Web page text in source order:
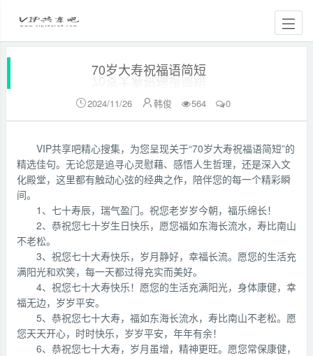
70岁大寿祝福语简短
2024/11/26 韩俊 564 0
VIP共享吧精心搜集，为您呈现关于“70岁大寿祝福语简短”的
精选佳句。无论您是追寻心灵慰藉、感悟人生哲理，还是深入文
化殿堂，这里都有触动心弦的经典之作，陪伴您的每一个精彩瞬
间。
1、七十寿辰，瑞气盈门。祝您老岁岁今朝，福乐绵长！
2、恭祝您七十岁生日快乐，愿您福如东海长流水，寿比南山
不老松。
3、祝您七十大寿快乐，岁月静好，幸福长流。愿您的生活充
满阳光和欢笑，每一天都过得充实而美好。
4、祝您七十大寿快乐！愿您的生活充满阳光，身体康健，幸
福无边，岁岁平安。
5、恭祝您七十大寿，福如东海长流水，寿比南山不老松。愿
您天天开心，时时快乐，岁岁平安，年年有余！
6、恭祝您七十大寿，岁月虽增，精神更旺。愿您常保康健，